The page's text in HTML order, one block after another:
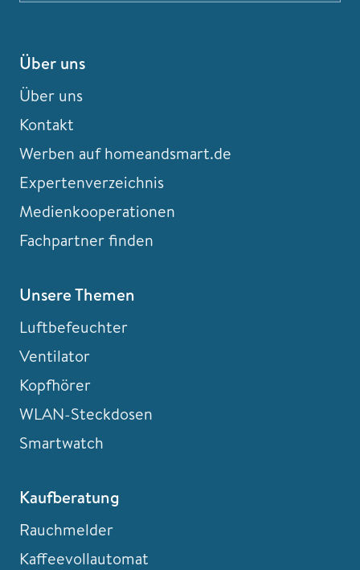
Über uns
Über uns
Kontakt
Werben auf homeandsmart.de
Expertenverzeichnis
Medienkooperationen
Fachpartner finden
Unsere Themen
Luftbefeuchter
Ventilator
Kopfhörer
WLAN-Steckdosen
Smartwatch
Kaufberatung
Rauchmelder
Kaffeevollautomat